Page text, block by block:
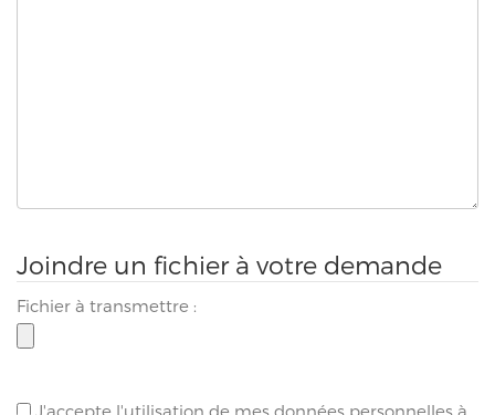
Joindre un fichier à votre demande
Fichier à transmettre :
J'accepte l'utilisation de mes données personnelles à